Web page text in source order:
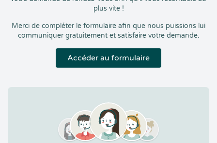
plus vite !
Merci de compléter le formulaire afin que nous puissions lui
communiquer gratuitement et satisfaire votre demande.
Accéder au formulaire